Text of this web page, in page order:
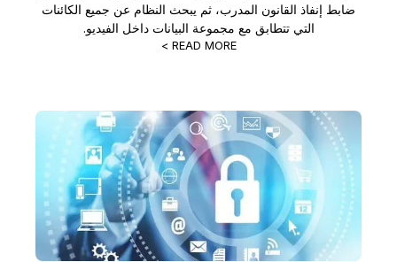
ضابط إنفاذ القانون المدرب، ثم يبحث النظام عن جميع الكائنات
التي تتطابق مع مجموعة البيانات داخل الفيديو.
READ MORE >